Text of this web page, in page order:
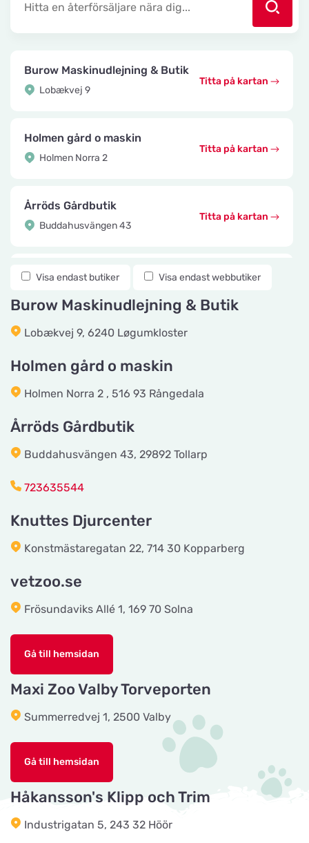
Burow Maskinudlejning & Butik
Lobækvej 9
Titta på kartan
Holmen gård o maskin
Holmen Norra 2
Titta på kartan
Årröds Gårdbutik
Buddahusvängen 43
Titta på kartan
Knuttes Djurcenter
Titta på kartan
vetzoo.se
Frösundaviks Allé 1
Summerredvej 1
Tingholmgård dyrefoder
Titta på kartan
CyberZoo AB
Ladugårdsvägen 101 D
Solbjerg Plantagevej 3
Titta på kartan
Josefines sadlar
Hova 1
Titta på kartan
Ellehammersvej 4
Visa endast butiker Visa endast webbutiker
Burow Maskinudlejning & Butik
Lobækvej 9, 6240 Løgumkloster
Holmen gård o maskin
Holmen Norra 2 , 516 93 Rångedala
Årröds Gårdbutik
Buddahusvängen 43, 29892 Tollarp
723635544
Knuttes Djurcenter
Konstmästaregatan 22, 714 30 Kopparberg
vetzoo.se
Frösundaviks Allé 1, 169 70 Solna
Gå till hemsidan
Maxi Zoo Valby Torveporten
Summerredvej 1, 2500 Valby
Gå till hemsidan
Håkansson's Klipp och Trim
Industrigatan 5, 243 32 Höör